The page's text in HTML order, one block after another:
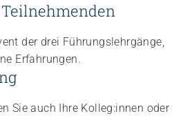
Teilnehmenden
der drei Führungslehrgänge,
Erfahrungen.
Sie auch Ihre Kolleg:innen oder